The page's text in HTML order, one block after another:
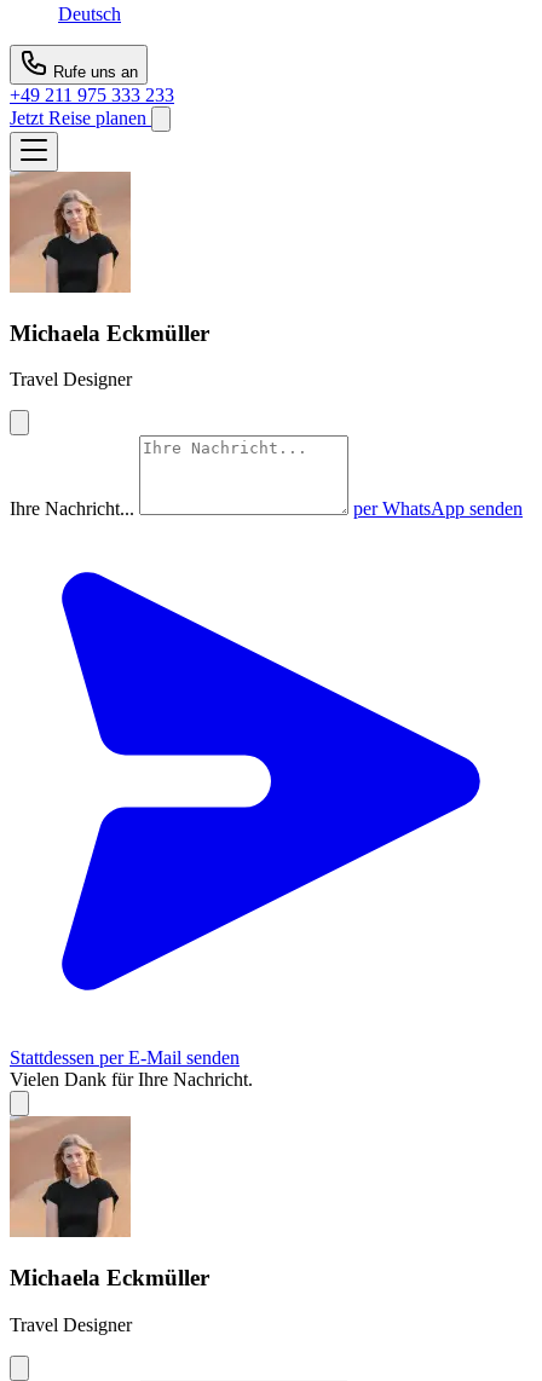
Deutsch
Rufe uns an
+49 211 975 333 233
Jetzt Reise planen
Michaela Eckmüller
Travel Designer
Ihre Nachricht... per WhatsApp senden
Stattdessen per E-Mail senden
Vielen Dank für Ihre Nachricht.
Michaela Eckmüller
Travel Designer